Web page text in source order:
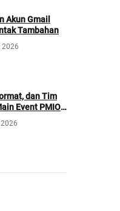
Akun Gmail
Tambahan
2026
dan Tim
Event PMIO